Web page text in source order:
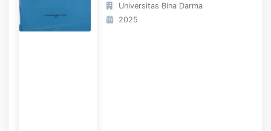
Universitas Bina Darma
2025